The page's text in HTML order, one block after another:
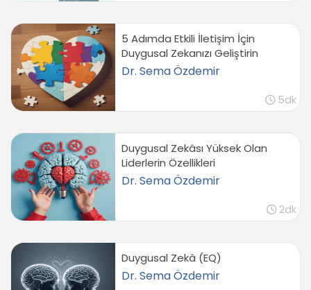
5 Adımda Etkili İletişim İçin
Duygusal Zekanızı Geliştirin
Dr. Sema Özdemir
5dk
Duygusal Zekâsı Yüksek Olan
Liderlerin Özellikleri
Dr. Sema Özdemir
2dk
Duygusal Zekâ (EQ)
Dr. Sema Özdemir